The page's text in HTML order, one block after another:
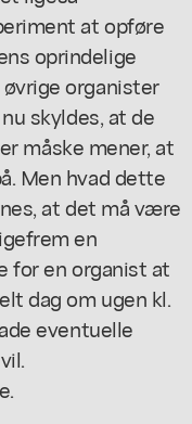
at opføre
oprindelige
organister
skyldes, at de
måske mener, at
Men hvad dette
at det må være
en
for en organist at
dag om ugen kl.
eventuelle